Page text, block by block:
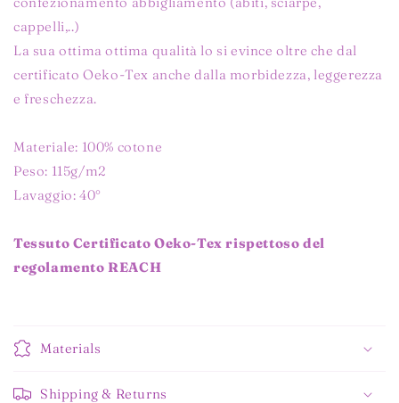
cappelli,..)
La sua ottima ottima qualità lo si evince oltre che dal
certificato Oeko-Tex anche dalla morbidezza, leggerezza
e freschezza.
Materiale: 100% cotone
Peso: 115g/m2
Lavaggio: 40°
Tessuto Certificato Oeko-Tex rispettoso del
regolamento REACH
Materials
Shipping & Returns